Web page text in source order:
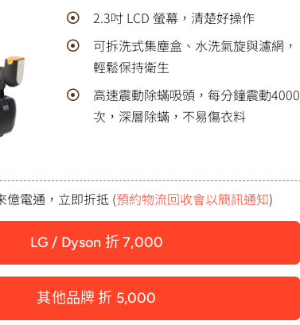
2.3吋 LCD 螢幕，清楚好操作
可拆洗式集塵盒、水洗氣旋與濾網，
輕鬆保持衛生
高速震動除蟎吸頭，每分鐘震動4000
次，深層除蟎，不易傷衣料
億電通，立即折抵 (預約物流回收會以簡訊通知)
LG / Dyson 折 7,000
其他品牌 折 5,000